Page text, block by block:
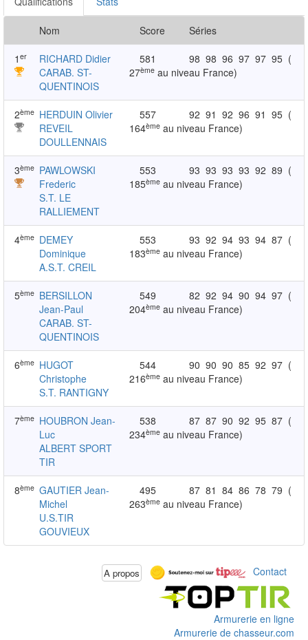
Nom Score Séries
1 er
RICHARD Didier
CARAB. ST-
QUENTINOIS
581 98 98 96 97 97 95 (
27èmeau niveau France)
2ème HERDUIN Olivier
REVEIL
DOULLENNAIS
557 92 91 92 96 91 95 (
164èmeau niveau France)
3ème PAWLOWSKI
Frederic
S.T. LE
RALLIEMENT
553 93 93 93 93 92 89 (
185èmeau niveau France)
4ème DEMEY
Dominique
A.S.T. CREIL
553 93 92 94 93 94 87 (
183èmeau niveau France)
5ème BERSILLON
Jean-Paul
CARAB. ST-
QUENTINOIS
549 82 92 94 90 94 97 (
204èmeau niveau France)
6ème HUGOT
Christophe
S.T. RANTIGNY
544 90 90 90 85 92 97 (
216èmeau niveau France)
7ème HOUBRON Jean-
Luc
ALBERT SPORT
TIR
538 87 87 90 92 95 87 (
234èmeau niveau France)
8ème GAUTIER Jean-
Michel
U.S.TIR
GOUVIEUX
495 87 81 84 86 78 79 (
263èmeau niveau France)
A propos Contact
Armurerie en ligne
Armurerie de chasseur.com